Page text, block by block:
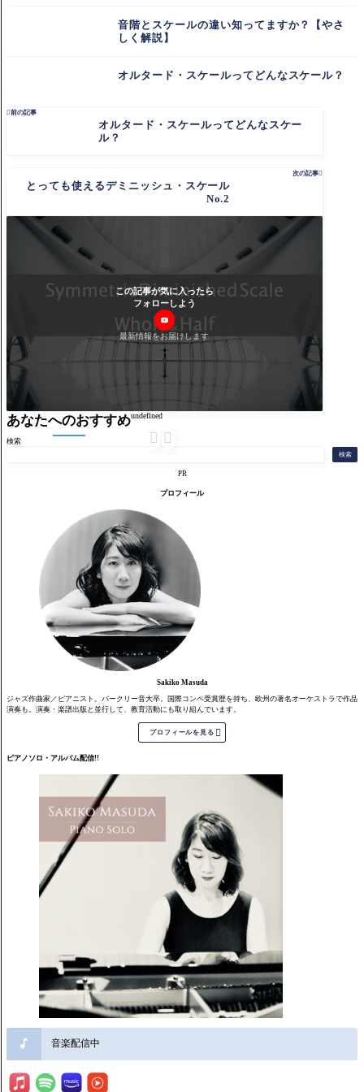
音階とスケールの違い知ってますか？【やさ
しく解説】
オルタード・スケールってどんなスケール？
前の記事
オルタード・スケールってどんなスケー
ル？
次の記事
とっても使えるデミニッシュ・スケール
No.2
この記事が気に入ったら
フォローしよう
最新情報をお届けします
検索
検索
PR
プロフィール
Sakiko Masuda
ジャズ作曲家／ピアニスト。バークリー音大卒。国際コンペ受賞歴を持ち、欧州の著名オーケストラで作品
演奏も。演奏・楽譜出版と並行して、教育活動にも取り組んでいます。
プロフィールを見る 
ピアノソロ・アルバム配信!!
音楽配信中
あなたへのおすすめundefined
 